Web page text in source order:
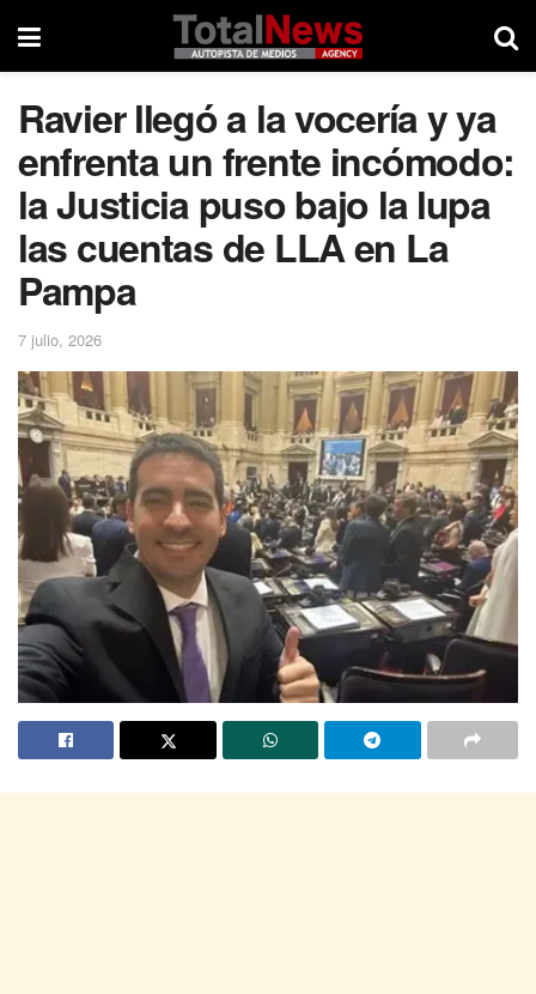
Ravier llegó a la vocería y ya
enfrenta un frente incómodo:
la Justicia puso bajo la lupa
las cuentas de LLA en La
Pampa
7 julio, 2026